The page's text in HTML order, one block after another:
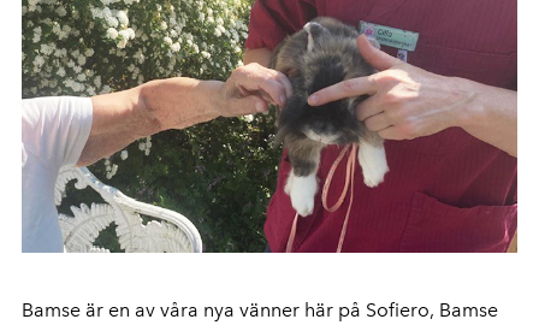
Bamse är en av våra nya vänner här på Sofiero, Bamse